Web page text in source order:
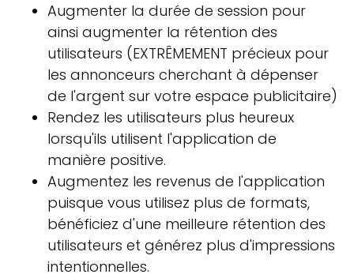
Augmenter la durée de session pour
ainsi augmenter la rétention des
utilisateurs (EXTRÊMEMENT précieux pour
les annonceurs cherchant à dépenser
de l'argent sur votre espace publicitaire)
Rendez les utilisateurs plus heureux
lorsqu'ils utilisent l'application de
manière positive.
Augmentez les revenus de l'application
puisque vous utilisez plus de formats,
bénéficiez d'une meilleure rétention des
utilisateurs et générez plus d'impressions
intentionnelles.